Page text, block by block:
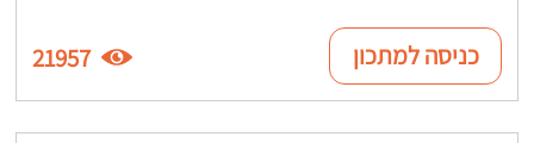
כניסה למתכון 21957